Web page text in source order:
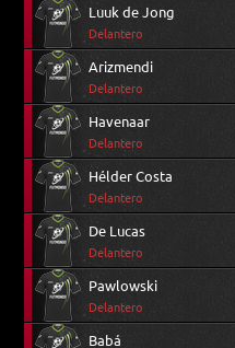
Luuk de Jong
Delantero
Arizmendi
Delantero
Havenaar
Delantero
Hélder Costa
Delantero
De Lucas
Delantero
Pawlowski
Delantero
Babá